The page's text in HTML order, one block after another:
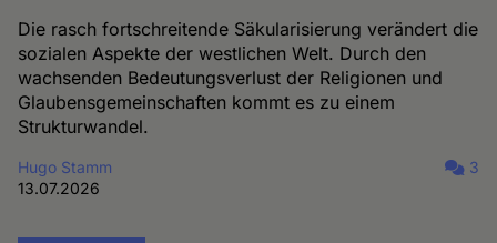
Die rasch fortschreitende Säkularisierung verändert die
sozialen Aspekte der westlichen Welt. Durch den
wachsenden Bedeutungsverlust der Religionen und
Glaubensgemeinschaften kommt es zu einem
Strukturwandel.
Hugo Stamm
13.07.2026
3